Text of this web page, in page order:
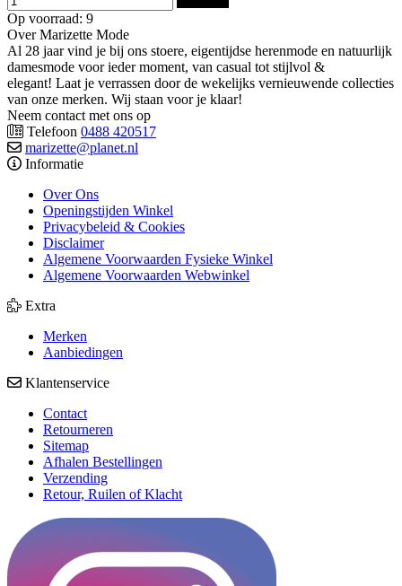
Op voorraad: 9
Over Marizette Mode
Al 28 jaar vind je bij ons stoere, eigentijdse herenmode en natuurlijk
damesmode voor ieder moment, van casual tot stijlvol &
elegant! Laat je verrassen door de wekelijks vernieuwende collecties
van onze merken. Wij staan voor je klaar!
Neem contact met ons op
Telefoon 0488 420517
marizette@planet.nl
Informatie
Over Ons
Openingstijden Winkel
Privacybeleid & Cookies
Disclaimer
Algemene Voorwaarden Fysieke Winkel
Algemene Voorwaarden Webwinkel
Extra
Merken
Aanbiedingen
Klantenservice
Contact
Retourneren
Sitemap
Afhalen Bestellingen
Verzending
Retour, Ruilen of Klacht